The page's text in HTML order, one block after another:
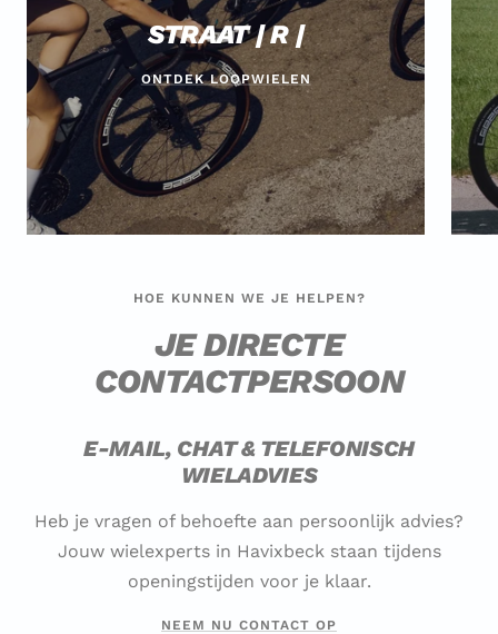
STRAAT | R |
ONTDEK LOOPWIELEN
HOE KUNNEN WE JE HELPEN?
JE DIRECTE
CONTACTPERSOON
E-MAIL, CHAT & TELEFONISCH
WIELADVIES
Heb je vragen of behoefte aan persoonlijk advies?
Jouw wielexperts in Havixbeck staan tijdens
openingstijden voor je klaar.
NEEM NU CONTACT OP